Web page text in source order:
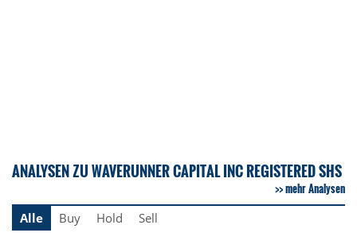
ANALYSEN ZU WAVERUNNER CAPITAL INC REGISTERED SHS
mehr Analysen
Alle
Buy Hold Sell